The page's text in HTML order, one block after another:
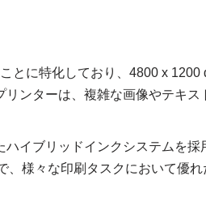
とに特化しており、4800 x
ンターは、複雑な画像やテキス
イブリッドインクシステムを採
様々な印刷タスクにおいて優れ